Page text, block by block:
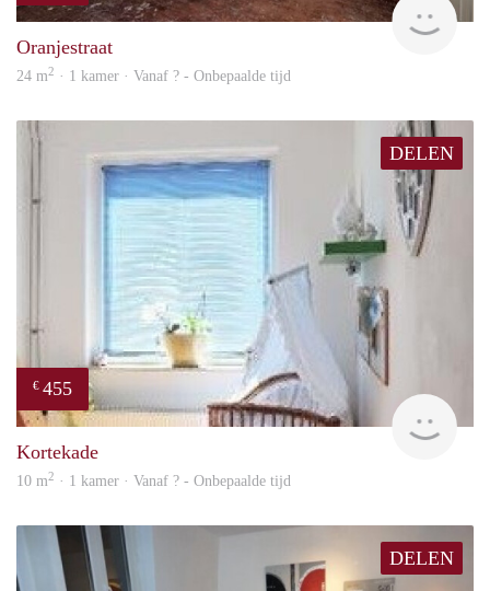
Oranjestraat
24 m2 · 1 kamer · Vanaf ? - Onbepaalde tijd
DELEN
€ 455
Kortekade
10 m2 · 1 kamer · Vanaf ? - Onbepaalde tijd
DELEN